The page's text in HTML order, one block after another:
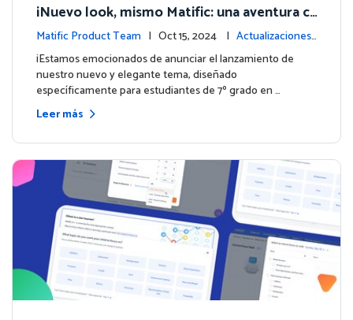
¡Nuevo look, mismo Matific: una aventura c
ósmica de aprendizaje te espera! 🚀🌌
Matific Product Team | Oct 15, 2024 | Actualizaciones
de la plataforma
¡Estamos emocionados de anunciar el lanzamiento de
nuestro nuevo y elegante tema, diseñado
específicamente para estudiantes de 7º grado en …
Leer más